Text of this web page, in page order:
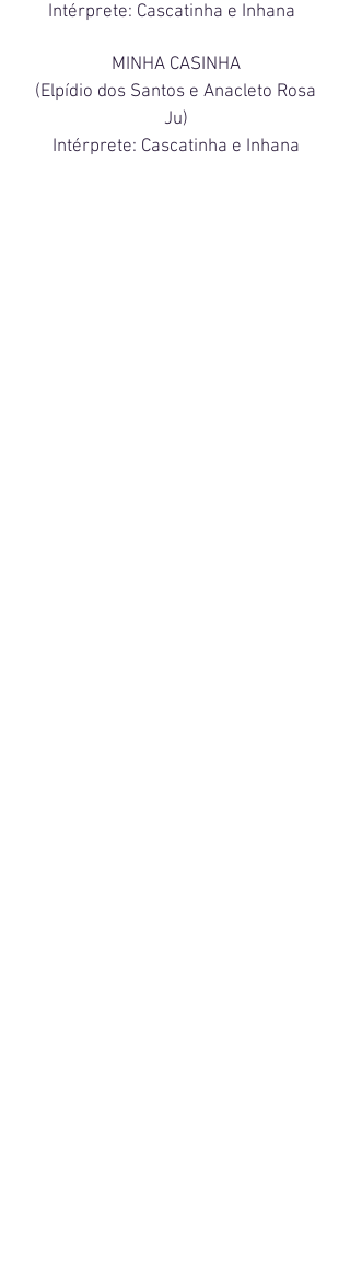
Intérprete: Cascatinha e Inhana
MINHA CASINHA
(Elpídio dos Santos e Anacleto Rosa
Ju)
Intérprete: Cascatinha e Inhana